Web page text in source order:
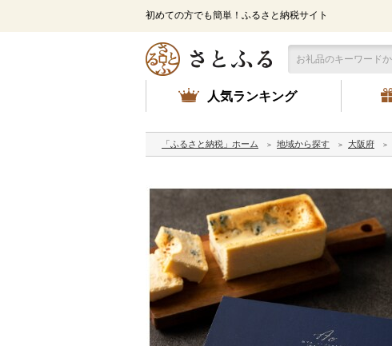
初めての方でも簡単！ふるさと納税サイト
人気ランキング
「ふるさと納税」ホーム 地域から探す 大阪府